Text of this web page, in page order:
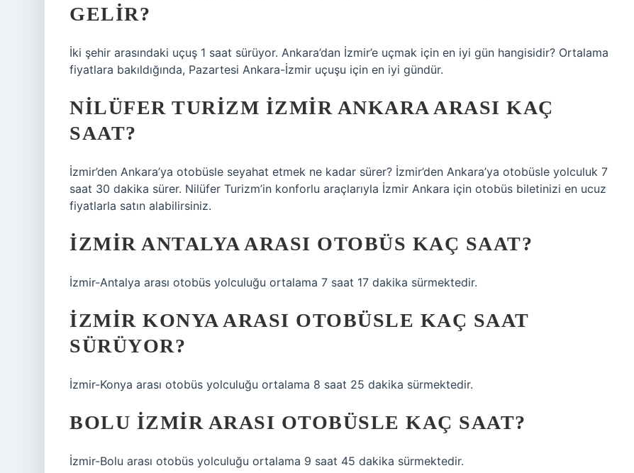
GELIR?
İki şehir arasındaki uçuş 1 saat sürüyor. Ankara’dan İzmir’e uçmak için en iyi gün hangisidir? Ortalama
fiyatlara bakıldığında, Pazartesi Ankara-İzmir uçuşu için en iyi gündür.
NILÜFER TURIZM İZMIR ANKARA ARASI KAÇ
SAAT?
İzmir’den Ankara’ya otobüsle seyahat etmek ne kadar sürer? İzmir’den Ankara’ya otobüsle yolculuk 7
saat 30 dakika sürer. Nilüfer Turizm’in konforlu araçlarıyla İzmir Ankara için otobüs biletinizi en ucuz
fiyatlarla satın alabilirsiniz.
İZMIR ANTALYA ARASI OTOBÜS KAÇ SAAT?
İzmir-Antalya arası otobüs yolculuğu ortalama 7 saat 17 dakika sürmektedir.
İZMIR KONYA ARASI OTOBÜSLE KAÇ SAAT
SÜRÜYOR?
İzmir-Konya arası otobüs yolculuğu ortalama 8 saat 25 dakika sürmektedir.
BOLU İZMIR ARASI OTOBÜSLE KAÇ SAAT?
İzmir-Bolu arası otobüs yolculuğu ortalama 9 saat 45 dakika sürmektedir.